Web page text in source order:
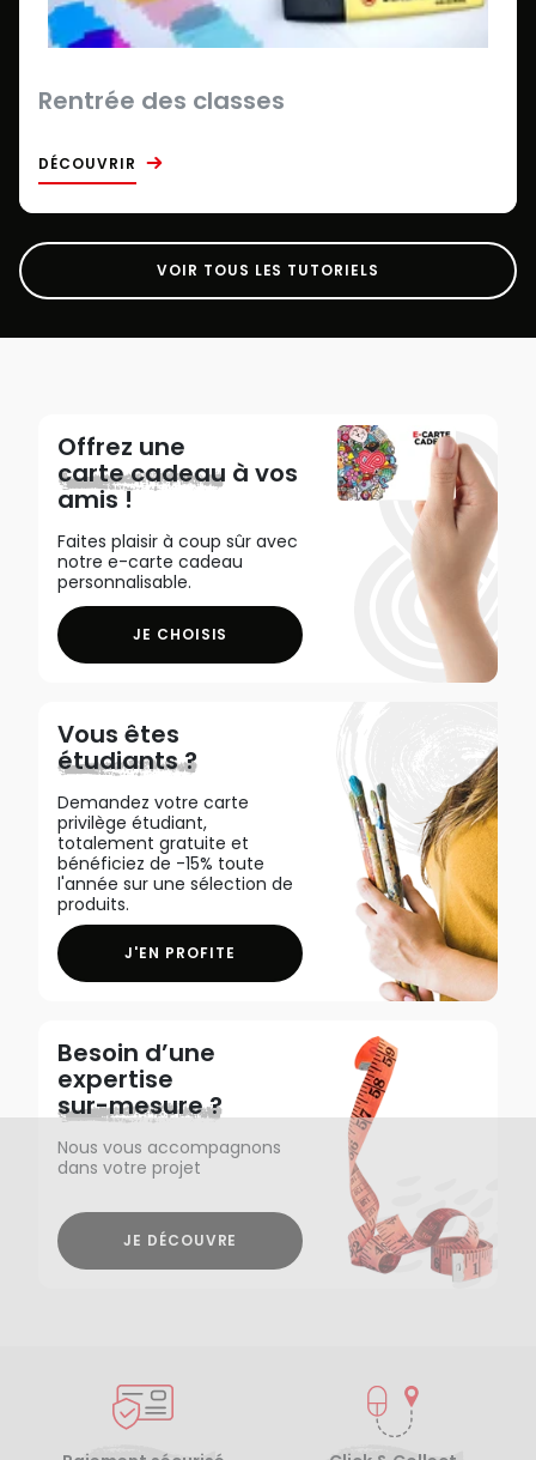
Rentrée des classes
DÉCOUVRIR
VOIR TOUS LES TUTORIELS
Offrez une
carte cadeau à vos
amis !
Faites plaisir à coup sûr avec
notre e-carte cadeau
personnalisable.
JE CHOISIS
Vous êtes
étudiants ?
Demandez votre carte
privilège étudiant,
totalement gratuite et
bénéficiez de -15% toute
l'année sur une sélection de
produits.
J'EN PROFITE
Besoin d’une
expertise
sur-mesure ?
Nous vous accompagnons
dans votre projet
JE DÉCOUVRE